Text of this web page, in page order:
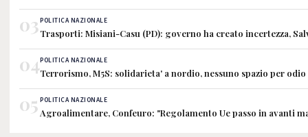
03POLITICA NAZIONALE
Trasporti: Misiani-Casu (PD): governo ha creato incertezza,
04POLITICA NAZIONALE
Terrorismo, M5S: solidarieta' a nordio, nessuno spazio per odio
05 POLITICA NAZIONALE
Agroalimentare, Confeuro: "Regolamento Ue passo in avanti